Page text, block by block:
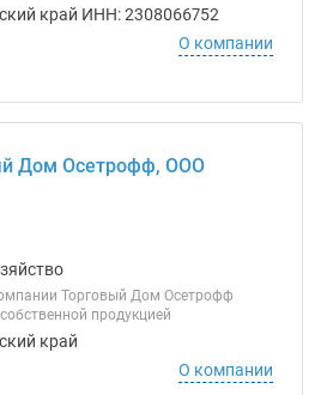
край ИНН: 2308066752
О компании
Дом Осетрофф, ООО
Торговый Дом Осетрофф
продукцией
край
О компании